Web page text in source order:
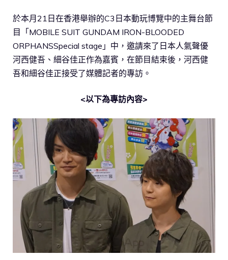
於本月21日在香港舉辦的C3日本動玩博覽中的主舞台節
目「MOBILE SUIT GUNDAM IRON-BLOODED
ORPHANSSpecial stage」中，邀請來了日本人氣聲優
河西健吾、細谷佳正作為嘉賓，在節目結束後，河西健
吾和細谷佳正接受了媒體記者的專訪。
<以下為專訪內容>